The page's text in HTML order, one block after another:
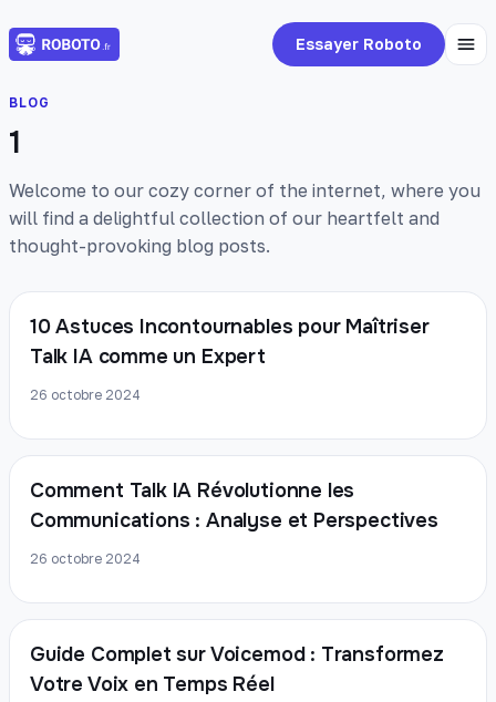
Essayer Roboto
BLOG
1
Welcome to our cozy corner of the internet, where you
will find a delightful collection of our heartfelt and
thought-provoking blog posts.
10 Astuces Incontournables pour Maîtriser
Talk IA comme un Expert
26 octobre 2024
Comment Talk IA Révolutionne les
Communications : Analyse et Perspectives
26 octobre 2024
Guide Complet sur Voicemod : Transformez
Votre Voix en Temps Réel